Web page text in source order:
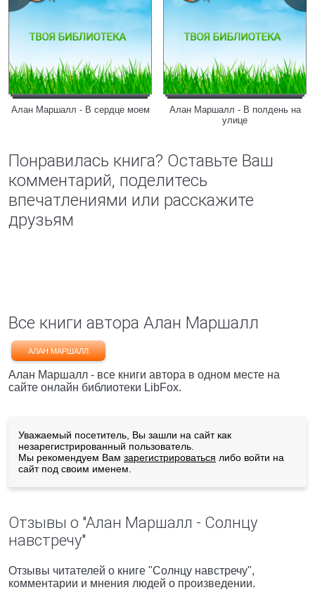
Алан Маршалл - В сердце моем
Алан Маршалл - В полдень на
улице
Понравилась книга? Оставьте Ваш
комментарий, поделитесь
впечатлениями или расскажите
друзьям
Все книги автора Алан Маршалл
АЛАН МАРШАЛЛ
Алан Маршалл - все книги автора в одном месте на
сайте онлайн библиотеки LibFox.
Уважаемый посетитель, Вы зашли на сайт как
незарегистрированный пользователь.
Мы рекомендуем Вам зарегистрироваться либо войти на
сайт под своим именем.
Отзывы о "Алан Маршалл - Солнцу
навстречу"
Отзывы читателей о книге "Солнцу навстречу",
комментарии и мнения людей о произведении.